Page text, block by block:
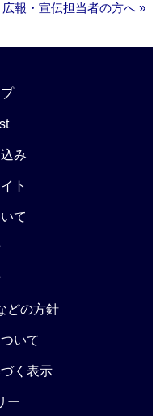
広報・宣伝担当者の方へ »
み
ト
て
どの方針
いて
く表示
ー